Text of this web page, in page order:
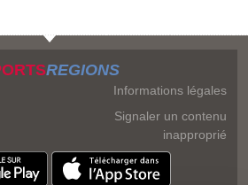
REGIONS
Informations légales
Signaler un contenu
inapproprié